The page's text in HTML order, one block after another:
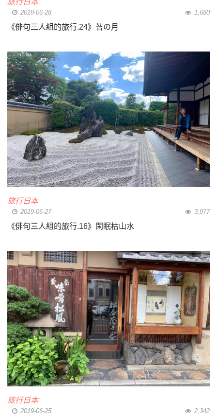
旅行日本
2019-06-28 1,680
《俳句三人組的旅行.24》苔の月
旅行日本
2019-06-27 3,977
《俳句三人組的旅行.16》閑眠枯山水
旅行日本
2019-06-25 2,342